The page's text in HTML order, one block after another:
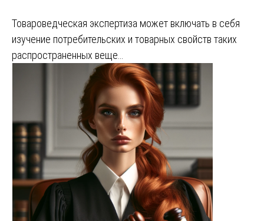
Товароведческая экспертиза может включать в себя
изучение потребительских и товарных свойств таких
распространенных веще…